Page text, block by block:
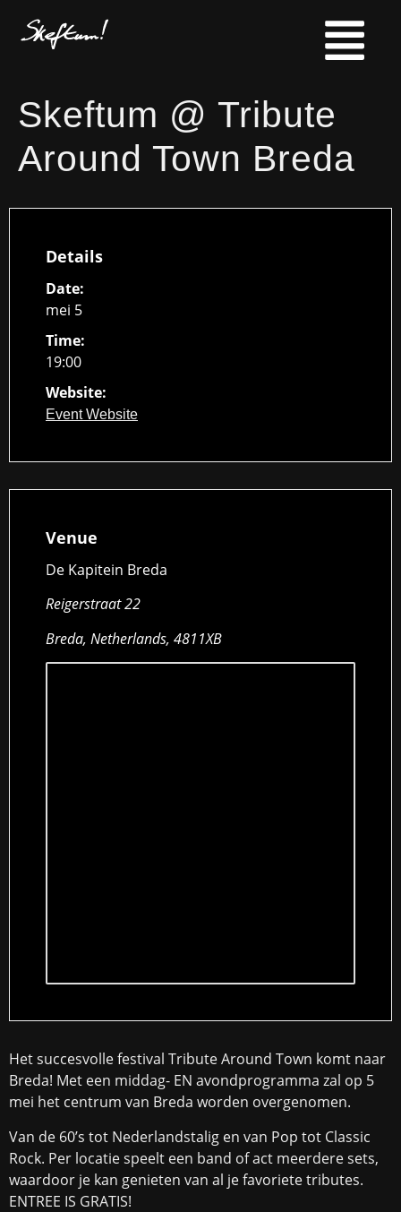
Skeftum @ Tribute
Around Town Breda
Details
Date:
mei 5
Time:
19:00
Website:
Event Website
Venue
De Kapitein Breda
Reigerstraat 22
Breda, Netherlands, 4811XB
Het succesvolle festival Tribute Around Town komt naar
Breda! Met een middag- EN avondprogramma zal op 5
mei het centrum van Breda worden overgenomen.
Van de 60’s tot Nederlandstalig en van Pop tot Classic
Rock. Per locatie speelt een band of act meerdere sets,
waardoor je kan genieten van al je favoriete tributes.
ENTREE IS GRATIS!